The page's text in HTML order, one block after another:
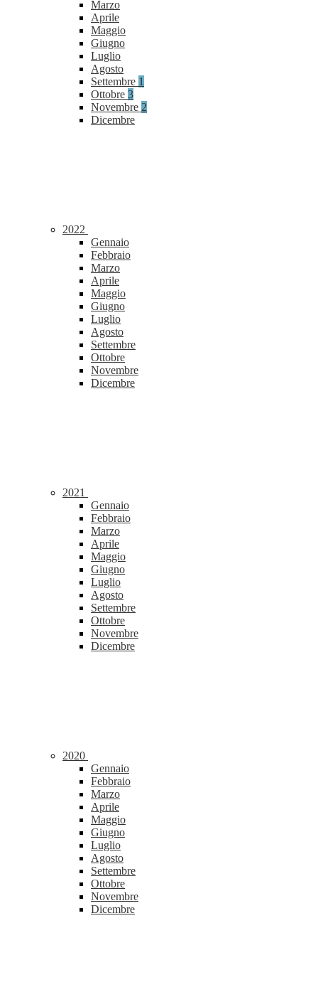
Marzo
Aprile
Maggio
Giugno
Luglio
Agosto
Settembre 1
Ottobre 3
Novembre 2
Dicembre
2022
Gennaio
Febbraio
Marzo
Aprile
Maggio
Giugno
Luglio
Agosto
Settembre
Ottobre
Novembre
Dicembre
2021
Gennaio
Febbraio
Marzo
Aprile
Maggio
Giugno
Luglio
Agosto
Settembre
Ottobre
Novembre
Dicembre
2020
Gennaio
Febbraio
Marzo
Aprile
Maggio
Giugno
Luglio
Agosto
Settembre
Ottobre
Novembre
Dicembre